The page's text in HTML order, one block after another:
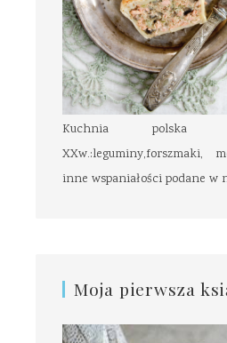
Kuchnia polska
XXw.:leguminy,forszmaki,
inne wspaniałości podane w
Moja pierwsza